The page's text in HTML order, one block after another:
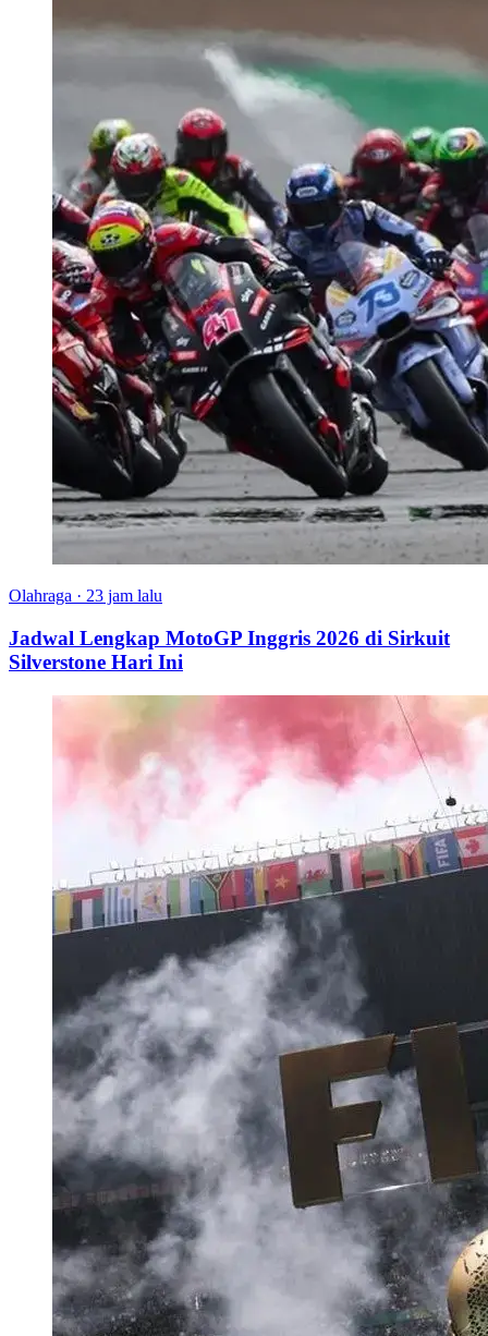
Olahraga · 23 jam lalu
Jadwal Lengkap MotoGP Inggris 2026 di Sirkuit
Silverstone Hari Ini